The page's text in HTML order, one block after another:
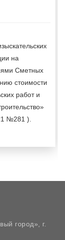
на
Сметных
стоимости
работ и
№281 ).
город»,
г.